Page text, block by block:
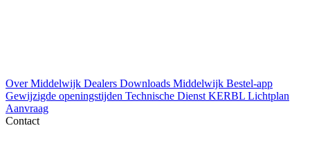
Over Middelwijk Dealers Downloads Middelwijk Bestel-app
Gewijzigde openingstijden Technische Dienst KERBL Lichtplan
Aanvraag
Contact